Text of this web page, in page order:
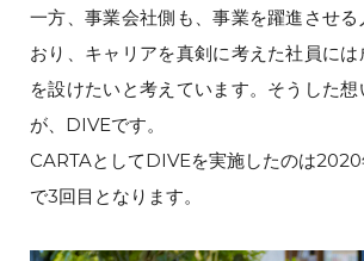
一方、事業会社側も、事業を躍進させる
おり、キャリアを真剣に考えた社員に
を設けたいと考えています。そうした
が、DIVEです。
CARTAとしてDIVEを実施したのは
で3回目となります。